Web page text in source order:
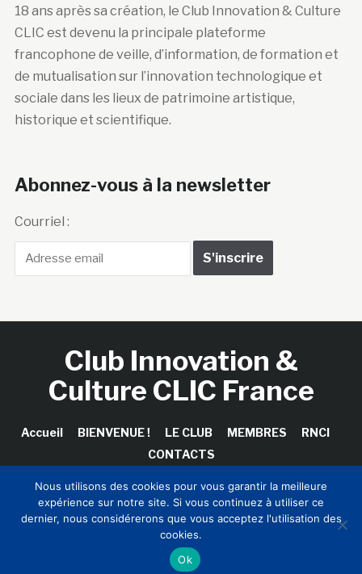
18 ans après sa création, le Club Innovation & Culture
CLIC est devenu la principale plateforme
francophone de veille, d’information, de formation et
de mutualisation sur l’innovation technologique et
sociale dans les lieux de patrimoine artistique,
historique et scientifique.
Abonnez-vous à la newsletter
Courriel :
Club Innovation &
Culture CLIC France
Accueil BIENVENUE ! LE CLUB MEMBRES
RNCI
CONTACTS
Copyright © 2026 Club Innovation & Culture CLIC France /
Sinapses Conseils
Nous utilisons des cookies pour vous garantir la meilleure
expérience sur notre site. Si vous continuez à utiliser ce
dernier, nous considérerons que vous acceptez l'utilisation des
cookies.
Ok